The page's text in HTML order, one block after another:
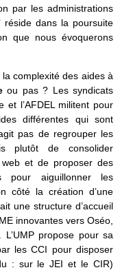
par les administrations
réside dans la poursuite
que nous évoquerons
complexité des aides à
ou pas ? Les syndicats
et l’AFDEL militent pour
différentes qui sont
pas de regrouper les
plutôt de consolider
web et de proposer des
pour aiguillonner les
côté la création d’une
une structure d’accueil
innovantes vers Oséo,
propose pour sa
les CCI pour disposer
: sur le JEI et le CIR)